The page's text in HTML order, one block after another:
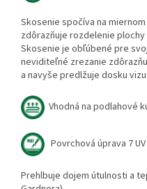
Skosenie spočíva na
zdôrazňuje rozdelenie
Skosenie je obľúbené pre
neviditeľné zrezanie
a navyše predlžuje dosku
Vhodná na podlahové
Povrchová úprava 7
Prehlbuje dojem útulnosti a